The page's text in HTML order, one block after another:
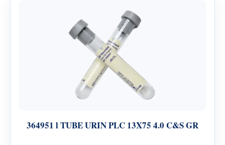
364951 l TUBE URIN PLC 13X75 4.0 C&S GR